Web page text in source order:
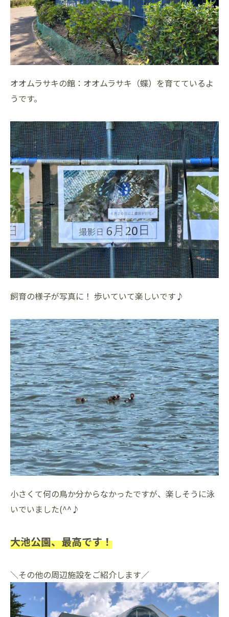
オオムラサキの館：オオムラサキ（蝶）を育てているよ
うです。
飼育の様子が写真に！ 歩いていて楽しいです♪
小さくて何の鳥か分からなかったですが、楽しそうに泳
いでいました(^^♪
大池公園、最高です！
＼その他の周辺施設をご紹介します／